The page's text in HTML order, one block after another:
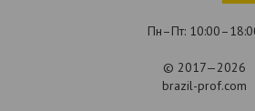
Пн–Пт:
© 2017—2026
brazil-prof.com